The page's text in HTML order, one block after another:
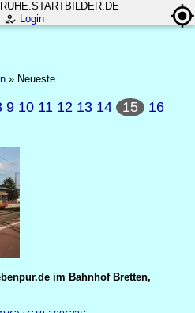
Login
» Neueste
9 10 11 12 13 14 15
16
im Bahnhof Bretten,